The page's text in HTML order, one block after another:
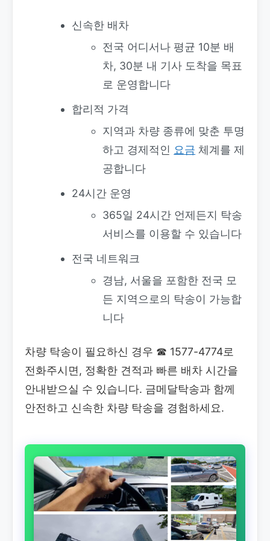
신속한 배차
전국 어디서나 평균 10분 배
차, 30분 내 기사 도착을 목표
로 운영합니다
합리적 가격
지역과 차량 종류에 맞춘 투명
하고 경제적인 요금 체계를 제
공합니다
24시간 운영
365일 24시간 언제든지 탁송
서비스를 이용할 수 있습니다
전국 네트워크
경남, 서울을 포함한 전국 모
든 지역으로의 탁송이 가능합
니다
차량 탁송이 필요하신 경우 ☎ 1577-4774로
전화주시면, 정확한 견적과 빠른 배차 시간을
안내받으실 수 있습니다. 금메달탁송과 함께
안전하고 신속한 차량 탁송을 경험하세요.